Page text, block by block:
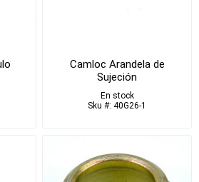
Camloc Arandela de
Sujeción
En stock
Sku #: 40G26-1